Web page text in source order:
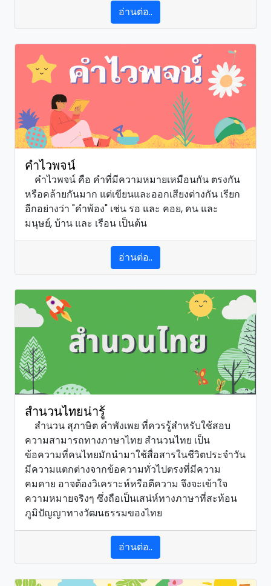
อ่านต่อ..
คำไวพจน์
คำไวพจน์ คือ คำที่มีความหมายเหมือนกัน ตรงกัน
หรือคล้ายกันมาก แต่เขียนและออกเสียงต่างกัน เรียก
อีกอย่างว่า "คำพ้อง" เช่น รอ และ คอย, คน และ
มนุษย์, บ้าน และ เรือน เป็นต้น
อ่านต่อ..
สำนวนไทยน่ารู้
สำนวน สุภาษิต คำพังเพย ที่ควรรู้สำหรับใช้สอบ
ความสามารถทางภาษาไทย สำนวนไทย เป็น
ข้อความที่คนไทยมักนำมาใช้สื่อสารในชีวิตประจำวัน
มีความแตกต่างจากข้อความทั่วไปตรงที่มีความ
คมคาย อาจต้องวิเคราะห์หรือตีความ จึงจะเข้าใจ
ความหมายจริงๆ ซึ่งถือเป็นเสน่ห์ทางภาษาที่สะท้อน
ภูมิปัญญาทางวัฒนธรรมของไทย
อ่านต่อ..